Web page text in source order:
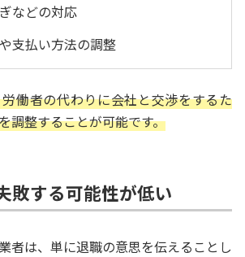
などの対応
支払い方法の調整
働者の代わりに会社と交渉をするた
調整することが可能です。
敗する可能性が低い
者は、単に退職の意思を伝えることし